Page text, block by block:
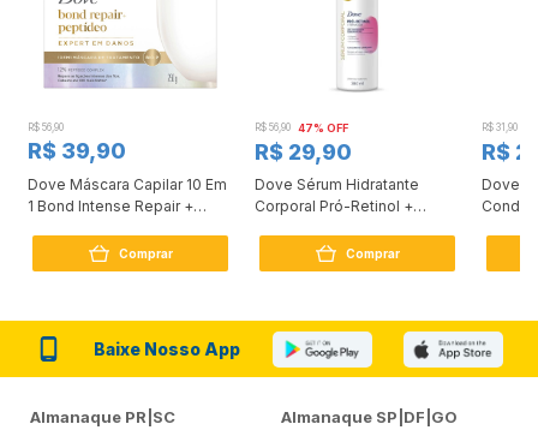
R$ 56,90
R$ 39,90
Dove Máscara Capilar 10 Em
1 Bond Intense Repair +
Comprar
R$ 56,90 47% OFF
R$ 29,90
Dove Sérum Hidratante
Corporal Pró-Retinol +
Comprar
R$ 31,90
R$
Dove
Baixe Nosso App
Almanaque PR|SC Almanaque SP|DF|GO